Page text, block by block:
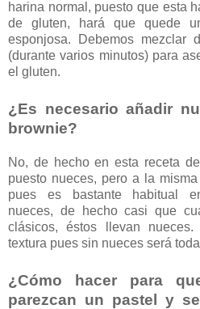
harina normal, puesto que esta
de gluten, hará que quede
esponjosa. Debemos mezclar
(durante varios minutos) para
el gluten.
¿Es necesario añadir
brownie?
No, de hecho en esta receta
puesto nueces, pero a la
pues es bastante habitual
nueces, de hecho casi que
clásicos, éstos llevan
textura pues sin nueces será
¿Cómo hacer para
parezcan un pastel y